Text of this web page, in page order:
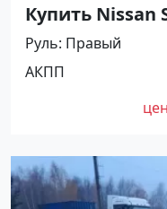
Купить Nissan
(1400/75 л.с.)
Мостовской
цене 450000
№27489 на
Руль Правый
АКПП